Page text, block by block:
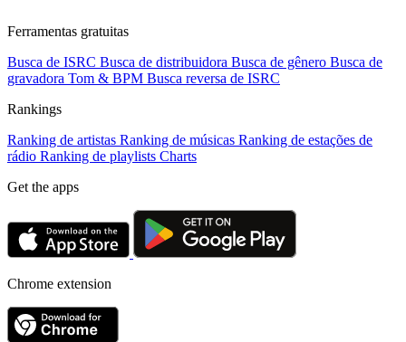
Ferramentas gratuitas
Busca de ISRC Busca de distribuidora Busca de gênero Busca de
gravadora Tom & BPM Busca reversa de ISRC
Rankings
Ranking de artistas Ranking de músicas Ranking de estações de
rádio Ranking de playlists Charts
Get the apps
Chrome extension